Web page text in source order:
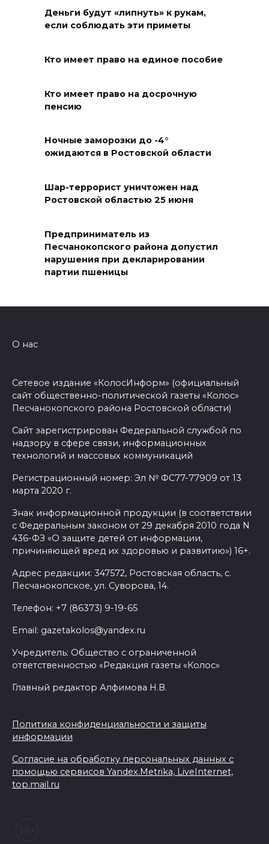
улицах
В Ростовской области более
осваивают новые профессии
Бесплатные путевки для 17
оздоровительная кампания
Судьба аварийного особняка
в донской столице
07 августа 2026 17:48
взаимодействие участников
избирательного процесса в
07 августа 2026 17:14
В Ростове доходный дом
Емельяновых на Большой
Садовой, 94, обследуют
специалисты
07 августа 2026 17:03
объяснил, почему
ростовчанам тяжело
переносить жару
07 августа 2026 16:30
ВСЕ КАК ЕСТЬ. Исчезающая
Украина. Страна вдов и
07 августа 2026 16:11
Деньги будут «липнуть» к рукам,
если соблюдать эти приметы
Кто имеет право на единое пособие
Кто имеет право на досрочную
пенсию
Ночные заморозки до -4°
ожидаются в Ростовской области
Шар-террорист уничтожен над
Ростовской областью 25 июня
Предприниматель из
Песчанокопского района допустил
нарушения при декларировании
партии пшеницы
О нас
Сетевое издание «КолосИнформ» (официальный
сайт общественно-политической газеты «Колос»
Песчанокопского района Ростовской области)
Сайт зарегистрирован Федеральной службой по
надзору в сфере связи, информационных
технологий и массовых коммуникаций
Регистрационный номер: Эл № ФС77-77909 от 13
марта 2020 г.
Знак информационной продукции (в соответствии
с Федеральным законом от 29 декабря 2010 года N
436-ФЗ «О защите детей от информации,
причиняющей вред их здоровью и развитию») 16+.
Адрес редакции: 347572, Ростовская область, с.
Песчанокопское, ул. Суворова, 14.
Телефон: +7 (86373) 9-19-65
Email: gazetakolos@yandex.ru
Учредитель: Общество с ограниченной
ответственностью «Редакция газеты «Колос»
Главный редактор Алфимова Н.В.
Политика конфиденциальности и защиты
информации
Согласие на обработку персональных данных с
помощью сервисов Yandex.Metrika, LiveInternet,
top.mail.ru